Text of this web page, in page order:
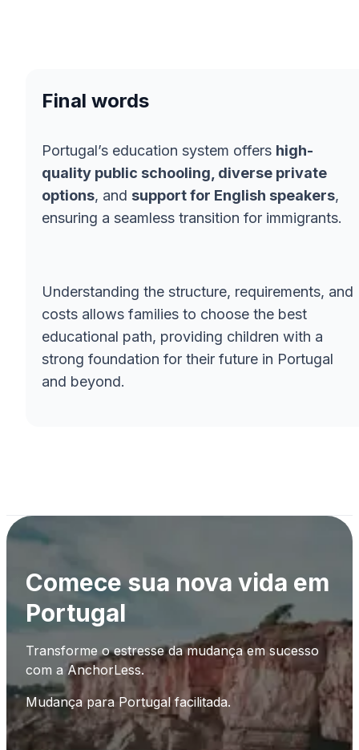
Final words
Portugal’s education system offers high-
quality public schooling, diverse private
options, and support for English speakers,
ensuring a seamless transition for immigrants.
Understanding the structure, requirements, and
costs allows families to choose the best
educational path, providing children with a
strong foundation for their future in Portugal
and beyond.
Comece sua nova vida em
Portugal
Transforme o estresse da mudança em sucesso
com a AnchorLess.
Mudança para Portugal facilitada.